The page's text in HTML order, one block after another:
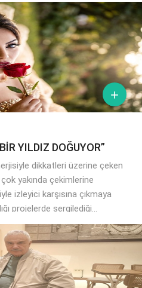

YILDIZ DOĞUYOR”
dikkatleri üzerine çeken
yakında çekimlerine
izleyici karşısına çıkmaya
projelerde sergilediği...